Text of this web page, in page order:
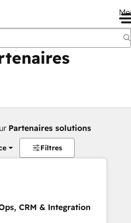
Partenaires solutions
Filtres
CRM & Integration